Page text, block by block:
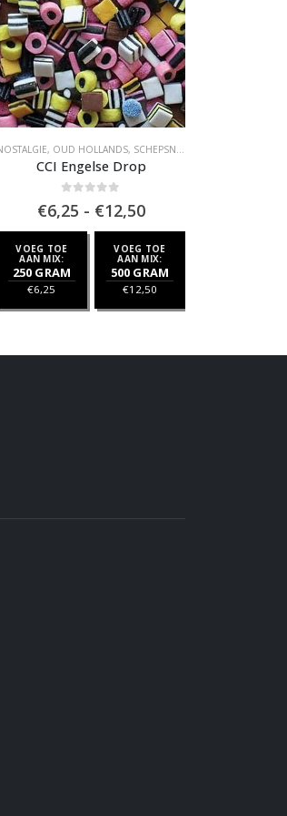
, OUD HOLLANDS, SCHEPSNOEP
CCI Engelse Drop
€6,25 - €12,50Prijsklasse:
tot
€12,50
VOEG TOE
AAN MIX:
250 GRAM
€6,25
VOEG TOE
AAN MIX:
500 GRAM
€12,50